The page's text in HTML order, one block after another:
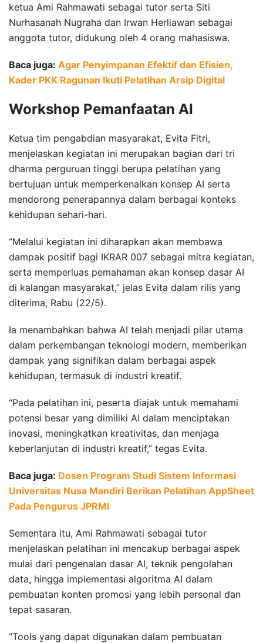
ketua Ami Rahmawati sebagai tutor serta Siti
Nurhasanah Nugraha dan Irwan Herliawan sebagai
anggota tutor, didukung oleh 4 orang mahasiswa.
Baca juga: Agar Penyimpanan Efektif dan Efisien,
Kader PKK Ragunan Ikuti Pelatihan Arsip Digital
Workshop Pemanfaatan AI
Ketua tim pengabdian masyarakat, Evita Fitri,
menjelaskan kegiatan ini merupakan bagian dari tri
dharma perguruan tinggi berupa pelatihan yang
bertujuan untuk memperkenalkan konsep AI serta
mendorong penerapannya dalam berbagai konteks
kehidupan sehari-hari.
“Melalui kegiatan ini diharapkan akan membawa
dampak positif bagi IKRAR 007 sebagai mitra kegiatan,
serta memperluas pemahaman akan konsep dasar AI
di kalangan masyarakat,” jelas Evita dalam rilis yang
diterima, Rabu (22/5).
Ia menambahkan bahwa AI telah menjadi pilar utama
dalam perkembangan teknologi modern, memberikan
dampak yang signifikan dalam berbagai aspek
kehidupan, termasuk di industri kreatif.
“Pada pelatihan ini, peserta diajak untuk memahami
potensi besar yang dimiliki AI dalam menciptakan
inovasi, meningkatkan kreativitas, dan menjaga
keberlanjutan di industri kreatif,” tegas Evita.
Baca juga: Dosen Program Studi Sistem Informasi
Universitas Nusa Mandiri Berikan Pelatihan AppSheet
Pada Pengurus JPRMI
Sementara itu, Ami Rahmawati sebagai tutor
menjelaskan pelatihan ini mencakup berbagai aspek
mulai dari pengenalan dasar AI, teknik pengolahan
data, hingga implementasi algoritma AI dalam
pembuatan konten promosi yang lebih personal dan
tepat sasaran.
“Tools yang dapat digunakan dalam pembuatan